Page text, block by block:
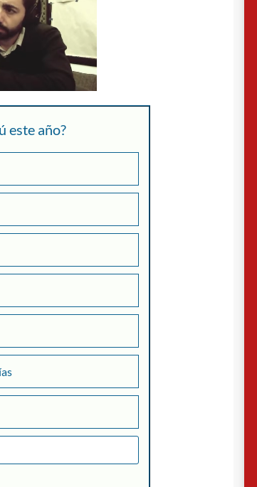
este año?